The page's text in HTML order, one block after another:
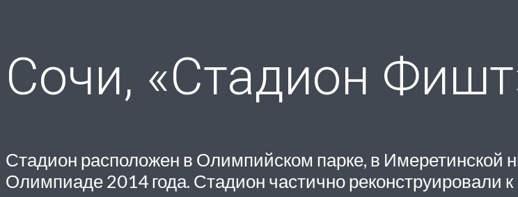
Сочи, «Стадион
Стадион расположен в Олимпийском парке, в Имеретинской
Олимпиаде 2014 года. Стадион частично реконструировали